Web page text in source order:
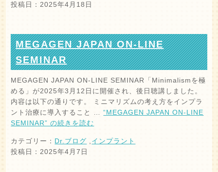
投稿日：2025年4月18日
MEGAGEN JAPAN ON-LINE
SEMINAR
MEGAGEN JAPAN ON-LINE SEMINAR「Minimalismを極
める」が2025年3月12日に開催され、後日聴講しました。
内容は以下の通りです。 ミニマリズムの考え方をインプラ
ント治療に導入すること …“MEGAGEN JAPAN ON-LINE
SEMINAR” の続きを読む
カテゴリー： Dr.ブログ ,インプラント
投稿日：2025年4月7日